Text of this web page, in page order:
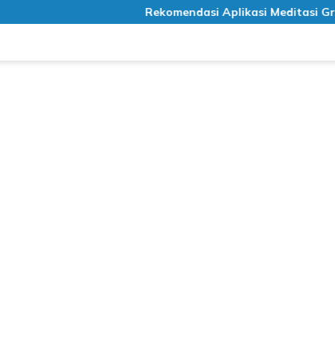
Rekomendasi Aplikasi Meditasi Gratis